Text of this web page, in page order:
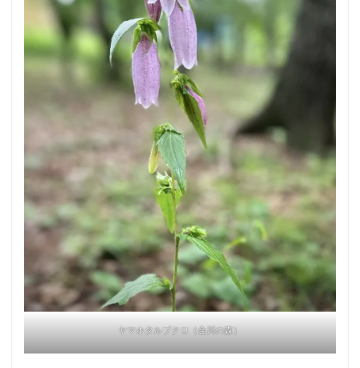
ヤマホタルブクロ（金川の森）